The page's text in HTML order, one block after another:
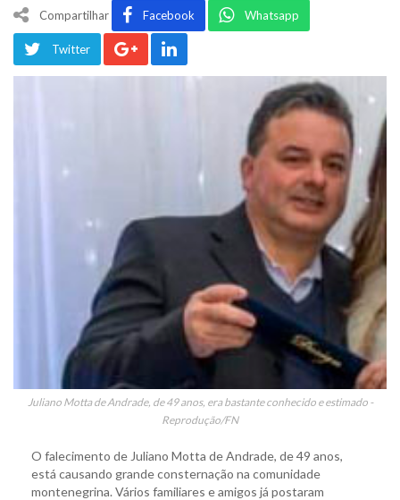
Compartilhar Facebook Whatsapp
Twitter
Juliano Motta de Andrade, de 49 anos, era bastante conhecido e estimado -
Reprodução/FN
O falecimento de Juliano Motta de Andrade, de 49 anos,
está causando grande consternação na comunidade
montenegrina. Vários familiares e amigos já postaram